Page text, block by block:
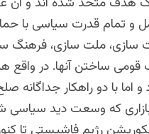
و تمام قدرت سیاسی با
سازی، ملت سازی، فرهنگ
ساختن آنها. در واقع
با دو راهکار جداگانه
که وسعت دید سیاسی